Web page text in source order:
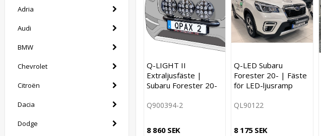
Adria
Audi
BMW
Chevrolet
Citroën
Dacia
Dodge
Q-LIGHT II
Extraljusfäste |
Subaru Forester 20-
Q900394-2
8 860 SEK
Q-LED Subaru
Forester 20- | Fäste
för LED-ljusramp
QL90122
8 175 SEK